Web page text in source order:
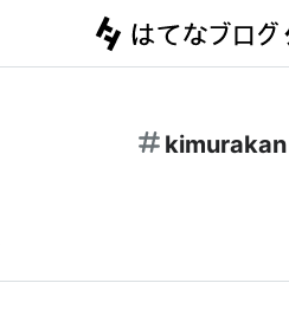
kimurakan